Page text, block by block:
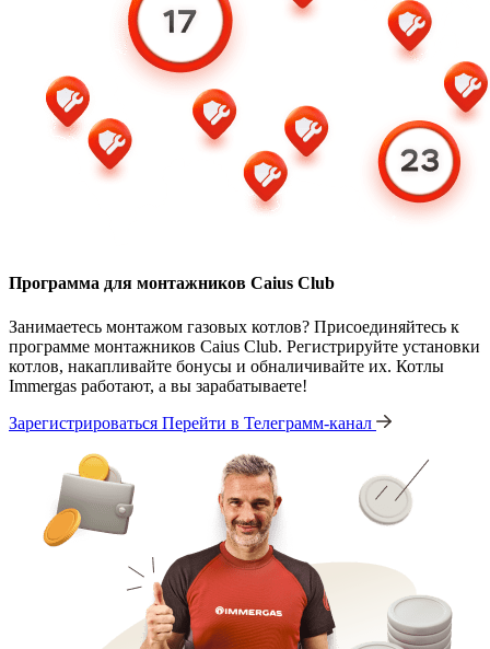
Программа для монтажников Caius Club
Занимаетесь монтажом газовых котлов? Присоединяйтесь к
программе монтажников Caius Club. Регистрируйте установки
котлов, накапливайте бонусы и обналичивайте их. Котлы
Immergas работают, а вы зарабатываете!
Зарегистрироваться Перейти в Телеграмм-канал